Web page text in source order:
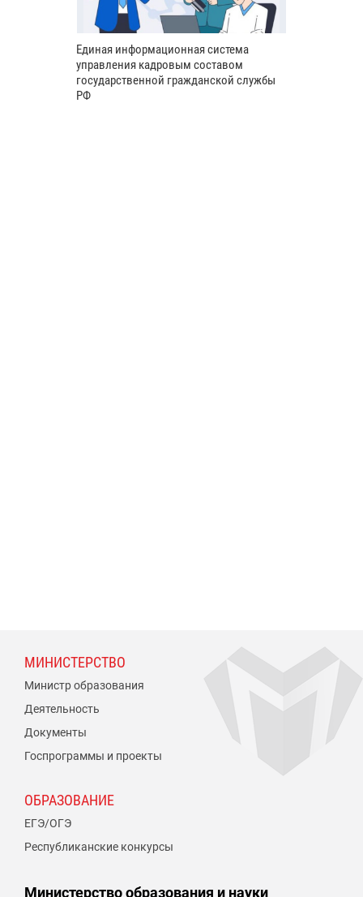
Единая информационная система
управления кадровым составом
государственной гражданской службы
РФ
МИНИСТЕРСТВО
Министр образования
Деятельность
Документы
Госпрограммы и проекты
ОБРАЗОВАНИЕ
ЕГЭ/ОГЭ
Республиканские конкурсы
Министерство образования и науки